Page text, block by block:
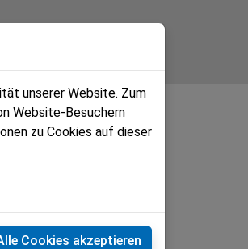
unserer Website. Zum
Website-Besuchern
zu Cookies auf dieser
Cookies akzeptieren